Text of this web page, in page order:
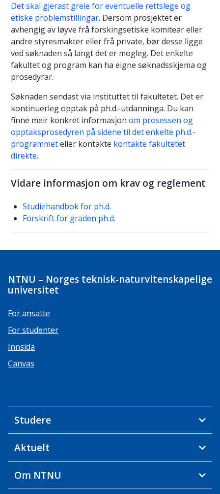
Det skal gjerast greie for eventuelle rettslege og
etiske problemstillingar. Dersom prosjektet er
avhengig av løyve frå forskingsetiske komitear eller
andre styresmakter eller frå private, bør desse ligge
ved søknaden så langt det er mogleg. Det enkelte
fakultet og program kan ha eigne søknadsskjema og
prosedyrar.
Søknaden sendast via instituttet til fakultetet. Det er
kontinuerleg opptak på ph.d.-utdanninga. Du kan
finne meir konkret informasjon om prosessen og
opptaksprosedyren på sidene til det enkelte ph.d.-
programmeteller kontakte kontakte fakultetet
direkte.
Vidare informasjon om krav og reglement
Studiehandbok for ph.d.
Forskrift for graden ph.d.
NTNU – Norges teknisk-naturvitenskapelige
universitet
For ansatte
For studenter
Innsida
Canvas
Studere
Aktuelt
Om NTNU